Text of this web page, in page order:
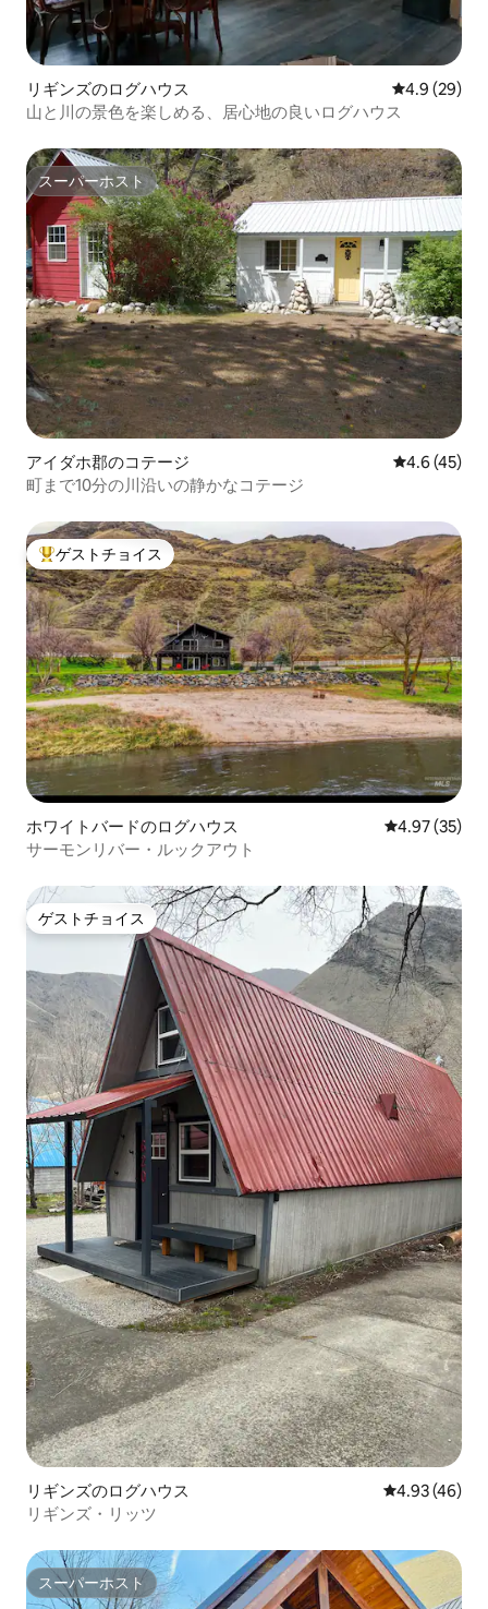
リギンズのログハウス レビュー29
4.9 (29)
山と川の景色を楽しめる、居心地の良いログハウス
スーパーホスト
スーパーホスト
アイダホ郡のコテージ レビュー45
4.6 (45)
町まで10分の川沿いの静かなコテージ
大好評のゲストチョイスです。
ゲストチョイス
ホワイトバードのログハウス レビュー35
4.97 (35)
サーモンリバー・ルックアウト
ゲストチョイス
ゲストチョイス
リギンズのログハウス レビュー46
4.93 (46)
リギンズ・リッツ
スーパーホスト
スーパーホスト